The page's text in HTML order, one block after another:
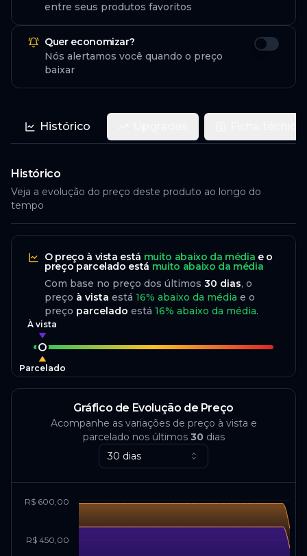
entre seus produtos favoritos
Quer economizar?
Nós alertamos você quando o preço
baixar
Histórico
Histórico
Veja a evolução do preço deste produto ao longo do
tempo
O preço à vista está muito abaixo da média e o
preço parcelado está muito abaixo da média
Com base no preço dos últimos 30 dias, o
preço à vista está 16% abaixo da média e o
preço parcelado está 16% abaixo da média.
À vista
Parcelado
Gráfico de Evolução de Preço
Acompanhe as variações de preço à vista e
parcelado nos últimos 30dias
30 dias
R$ 450,00
R$ 600,00